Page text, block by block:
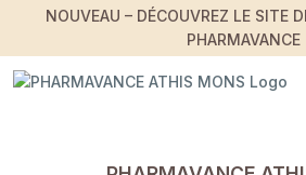
NOUVEAU – DÉCOUVREZ LE SITE
PHARMAVANCE